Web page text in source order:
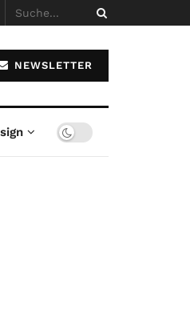
NEWSLETTER